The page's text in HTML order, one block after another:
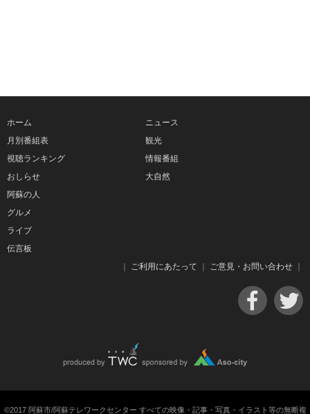
ホーム
月別番組表
視聴ランキング
おしらせ
ニュース
観光
情報番組
大自然
阿蘇の人
グルメ
ライブ
伝言板
ご利用にあたって ご意見・お問い合わせ
©2017 阿蘇市/阿蘇テレワークセンター すべての映像・記事・写真・イラスト等の無断複